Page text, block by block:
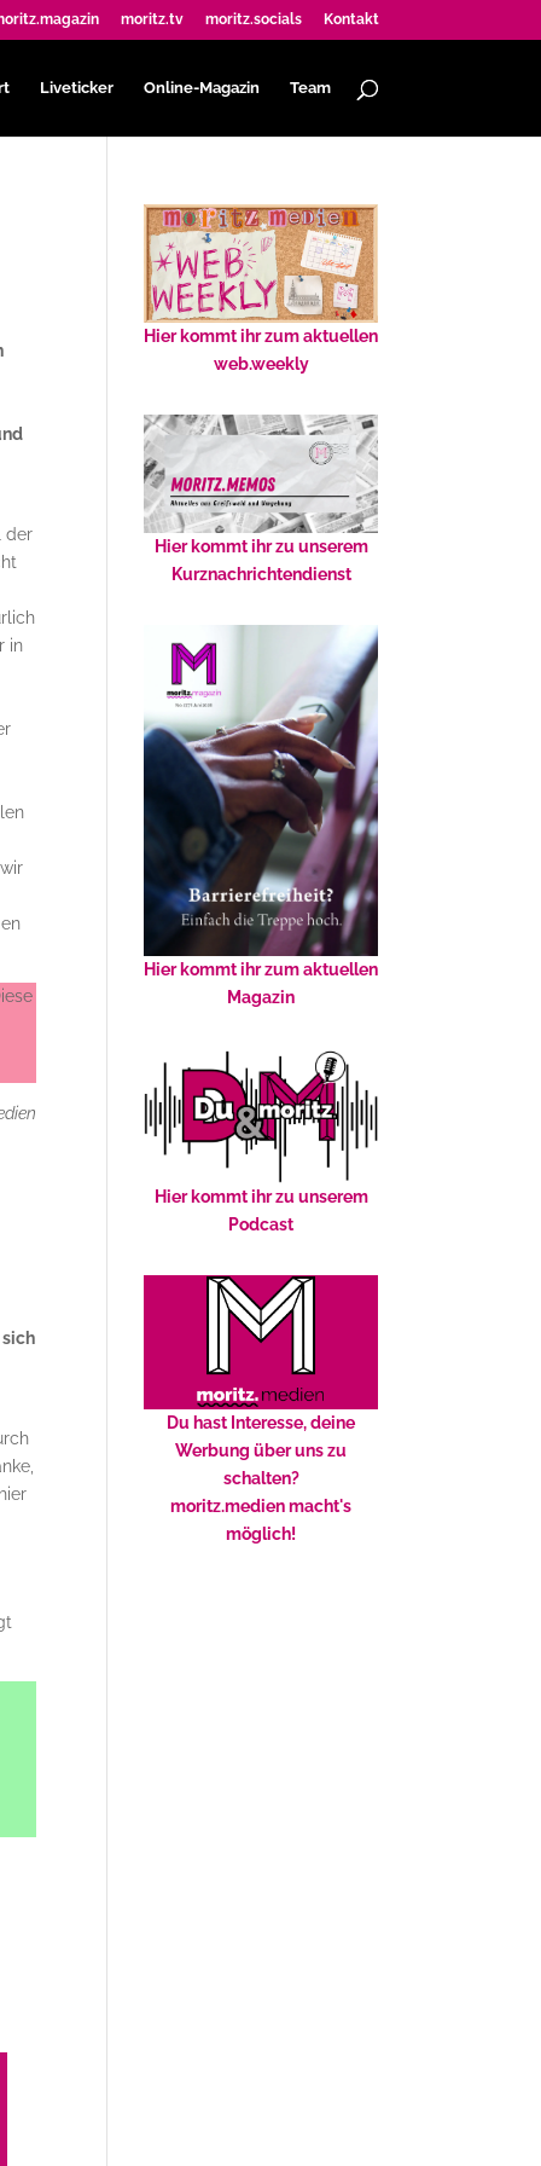
moritz.tv moritz.socials Kontakt
Liveticker Online-Magazin Team
der
in
Hier kommt ihr zum aktuellen
web.weekly
Hier kommt ihr zu unserem
Kurznachrichtendienst
Hier kommt ihr zum aktuellen
Magazin
Hier kommt ihr zu unserem
Podcast
Du hast Interesse, deine
Werbung über uns zu
schalten?
moritz.medien macht's
möglich!